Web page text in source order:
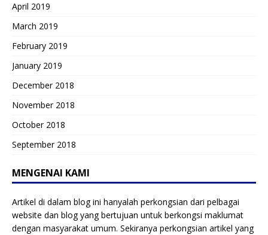
April 2019
March 2019
February 2019
January 2019
December 2018
November 2018
October 2018
September 2018
MENGENAI KAMI
Artikel di dalam blog ini hanyalah perkongsian dari pelbagai
website dan blog yang bertujuan untuk berkongsi maklumat
dengan masyarakat umum. Sekiranya perkongsian artikel yang